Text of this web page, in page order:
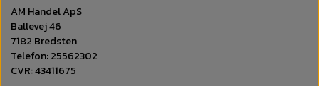
AM Handel ApS
Ballevej 46
7182 Bredsten
Telefon: 25562302
CVR: 43411675